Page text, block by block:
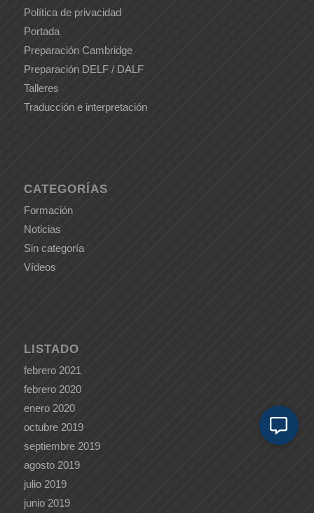
Política de privacidad
Portada
Preparación Cambridge
Preparación DELF / DALF
Talleres
Traducción e interpretación
CATEGORÍAS
Formación
Noticias
Sin categoría
Vídeos
LISTADO
febrero 2021
febrero 2020
enero 2020
octubre 2019
septiembre 2019
agosto 2019
julio 2019
junio 2019